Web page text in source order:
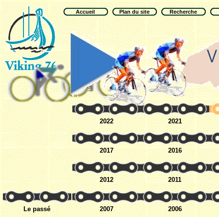
Accueil Plan du site Recherche
Le passé
2022 2021
2017 2016
2012 2011
2007 2006